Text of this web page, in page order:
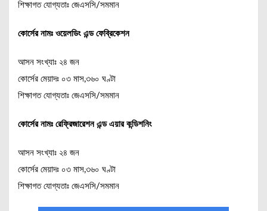
শিক্ষাগত যোগ্যতাঃ জেএসসি/সমমান
কোর্সের নামঃ ওয়েলডিং এন্ড ফেব্রিকেশন
আসন সংখ্যাঃ ২৪ জন
কোর্সের মেয়াদঃ ০৩ মাস,৩৬০ ঘণ্টা
শিক্ষাগত যোগ্যতাঃ জেএসসি/সমমান
কোর্সের নামঃ রেফ্রিজারেশন এন্ড এয়ার কন্ডিশনিং
আসন সংখ্যাঃ ২৪ জন
কোর্সের মেয়াদঃ ০৩ মাস,৩৬০ ঘণ্টা
শিক্ষাগত যোগ্যতাঃ জেএসসি/সমমান